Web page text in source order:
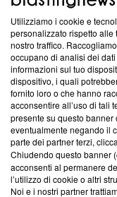
Questa sezione offre
News, sui nostri
creare news di
‘Trust Project - News
ancora membro del
parte; Trust Project
conformità agli
Su di noi
Team editoriale
Utilizziamo i cookie e
personalizzato rispetto
nostro traffico.
occupano di analisi dei
informazioni sul tuo
dispositivo, i quali
fornito loro o che hanno
acconsentire all’uso di tali
presente su questo
eventualmente negando il
parte dei partner terzi,
Chiudendo questo banner
acconsenti al permanere
l’utilizzo di cookie o altri
Noi e i nostri partner